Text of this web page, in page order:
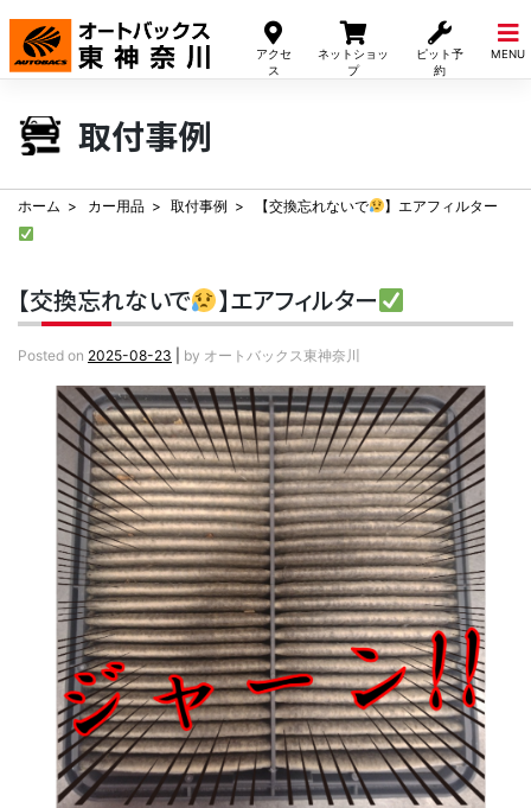
アクセ
ス
ネットショッ
プ
ピット予
約
MENU
Skip
content
取付事例
ホーム カー用品 取付事例 【交換忘れないで 】エアフィルター
【交換忘れないで 】エアフィルター
Posted on 2025-08-23 by オートバックス東神奈川